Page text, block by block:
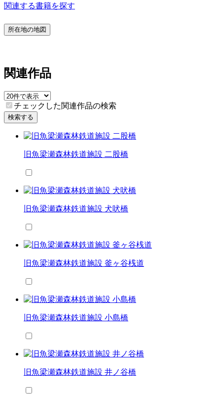
関連する書籍を探す
所在地の地図
関連作品
チェックした関連作品の検索
検索する
旧魚梁瀬森林鉄道施設 二股橋
旧魚梁瀬森林鉄道施設 犬吠橋
旧魚梁瀬森林鉄道施設 釜ヶ谷桟道
旧魚梁瀬森林鉄道施設 小島橋
旧魚梁瀬森林鉄道施設 井ノ谷橋